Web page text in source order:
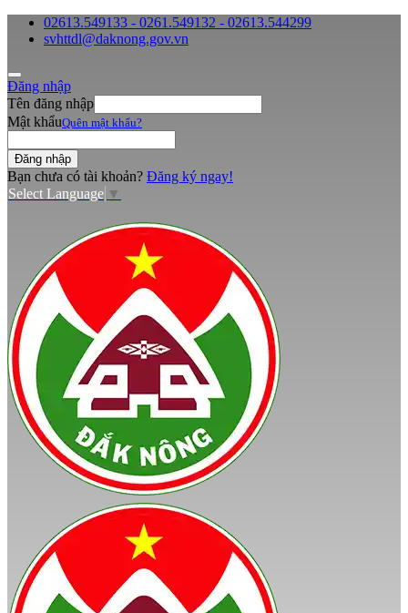
02613.549133 - 0261.549132 - 02613.544299
svhttdl@daknong.gov.vn
Đăng nhập
Tên đăng nhập
Mật khẩuQuên mật khẩu?
Bạn chưa có tài khoản? Đăng ký ngay!
Select Language ▼